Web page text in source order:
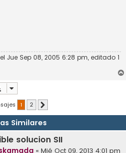
el Jue Sep 08, 2005 6:28 pm, editado 1
1 2
Similares
solucion SII
« Mié Oct 09, 2013 4:01 pm